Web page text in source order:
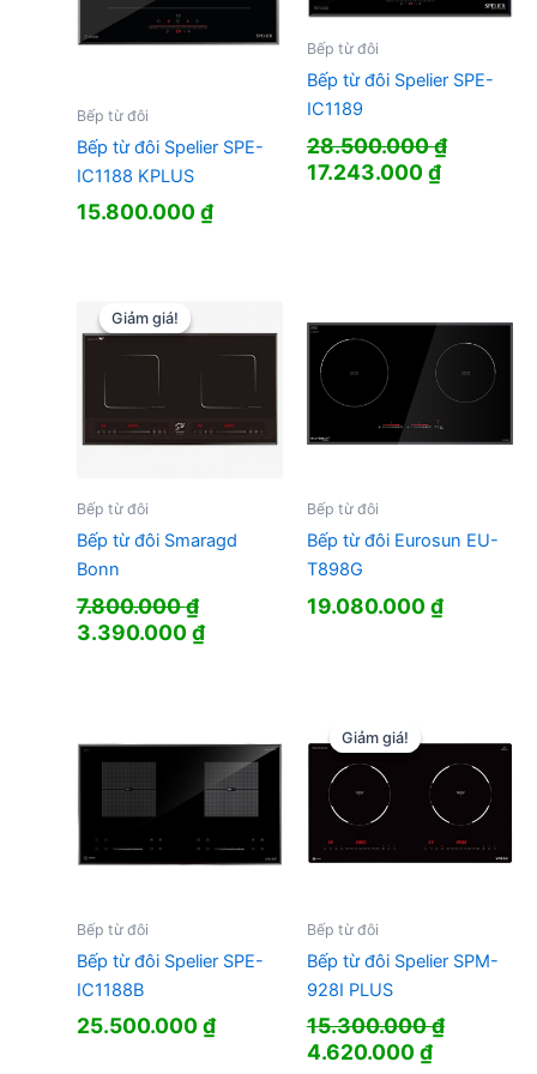
Bếp từ đôi
Bếp từ đôi Spelier SPE-
IC1188 KPLUS
15.800.000₫
Bếp từ đôi
Bếp từ đôi Spelier SPE-
IC1189
28.500.000₫
Giá
17.243.000₫Giá
Giảm giá!
Giảm giá!
Bếp từ đôi
Bếp từ đôi Smaragd
Bonn
7.800.000₫
Giá
3.390.000₫Giá
3.390.000 ₫.
Bếp từ đôi
Bếp từ đôi Eurosun EU-
T898G
19.080.000₫
Bếp từ đôi
Bếp từ đôi Spelier SPE-
IC1188B
25.500.000₫
Giảm giá!
Giảm giá!
Bếp từ đôi
Bếp từ đôi Spelier SPM-
928I PLUS
15.300.000₫
Giá
4.620.000₫Giá